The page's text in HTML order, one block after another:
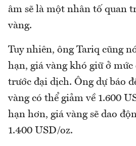
âm sẽ là một nhân tố quan
vàng.
Tuy nhiên, ông Tariq cũng
hạn, giá vàng khó giữ ở mức
trước đại dịch. Ông dự báo
vàng có thể giảm về 1.600
hạn hơn, giá vàng sẽ dao
1.400 USD/oz.